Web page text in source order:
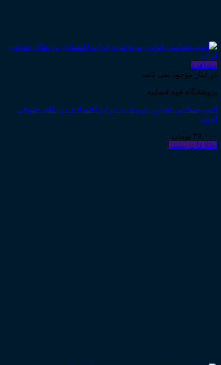
مشاهده
در انبار موجود نمی باشد
پژوهشگاه قوه قضاییه
آسیب‌شناسی قوانین مربوط به جرایم اقتصادی در نظام حقوقی
ایران
۳۵,۰۰۰ تومان
اطلاعات بیشتر